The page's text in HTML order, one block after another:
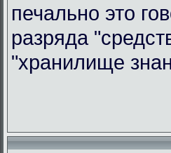
печально это
разряда
"хранилище